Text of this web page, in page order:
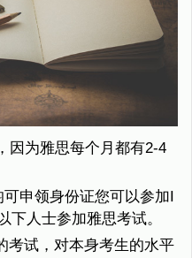
因为雅思每个月都有2-4
申领身份证您可以参加I
下人士参加雅思考试。
考试，对本身考生的水平